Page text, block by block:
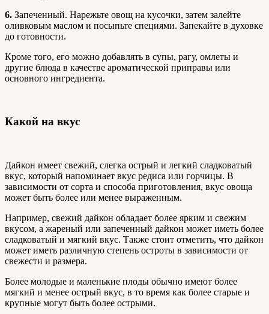
6. Запеченный. Нарежьте овощ на кусочки, затем залейте
оливковым маслом и посыпьте специями. Запекайте в духовке
до готовности.
Кроме того, его можно добавлять в супы, рагу, омлеты и
другие блюда в качестве ароматической приправы или
основного ингредиента.
Какой на вкус
Дайкон имеет свежий, слегка острый и легкий сладковатый
вкус, который напоминает вкус редиса или горчицы. В
зависимости от сорта и способа приготовления, вкус овоща
может быть более или менее выраженным.
Например, свежий дайкон обладает более ярким и свежим
вкусом, а жареный или запеченный дайкон может иметь более
сладковатый и мягкий вкус. Также стоит отметить, что дайкон
может иметь различную степень остроты в зависимости от
свежести и размера.
Более молодые и маленькие плоды обычно имеют более
мягкий и менее острый вкус, в то время как более старые и
крупные могут быть более острыми.